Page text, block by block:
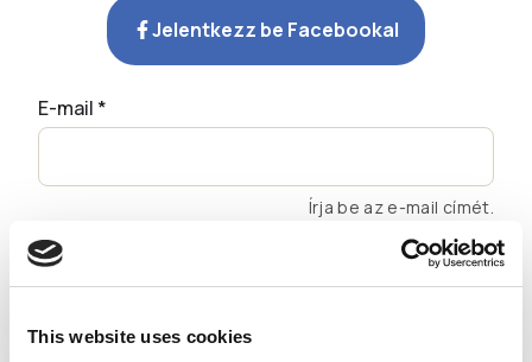
This website uses cookies
Jelentkezz be Facebookal
E-mail *
Írja be az e-mail címét.
Jelszó *